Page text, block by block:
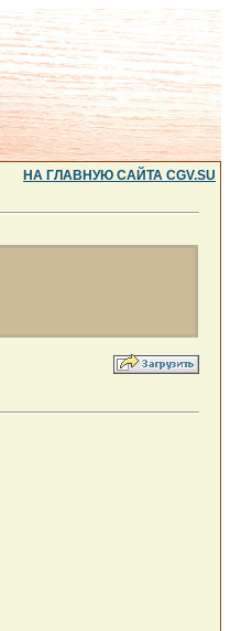
НА ГЛАВНУЮ САЙТА CGV.SU